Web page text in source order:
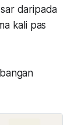
daripada
kali pas